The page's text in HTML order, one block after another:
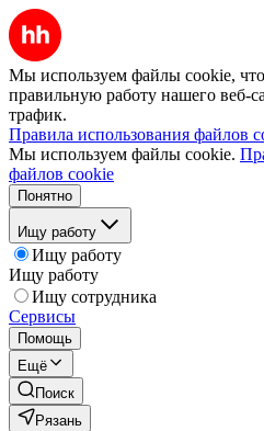
Мы используем файлы cookie,
правильную работу нашего веб-
трафик.
Правила использования файлов
Мы используем файлы cookie.
файлов cookie
Понятно
Ищу работу
Ищу работу
Ищу работу
Ищу сотрудника
Сервисы
Помощь
Ещё
Поиск
Рязань